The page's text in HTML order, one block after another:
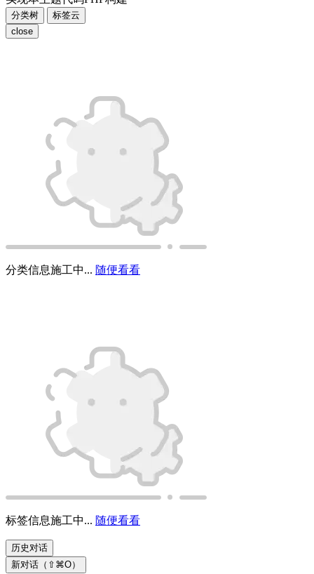
分类树
标签云
close
分类信息施工中... 随便看看
标签信息施工中... 随便看看
历史对话
新对话（⇧⌘O）